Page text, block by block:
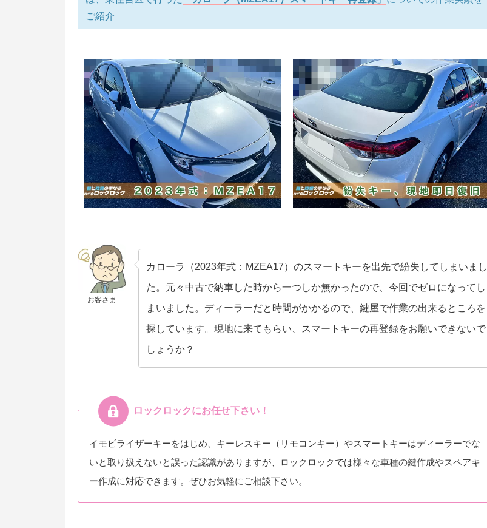
ご紹介
お客さま
カローラ（2023年式：MZEA17）のスマートキーを出先で紛失してしまいまし
た。元々中古で納車した時から一つしか無かったので、今回でゼロになってし
まいました。ディーラーだと時間がかかるので、鍵屋で作業の出来るところを
探しています。現地に来てもらい、スマートキーの再登録をお願いできないで
しょうか？
ロックロックにお任せ下さい！
イモビライザーキーをはじめ、キーレスキー（リモコンキー）やスマートキーはディーラーでな
いと取り扱えないと誤った認識がありますが、ロックロックでは様々な車種の鍵作成やスペアキ
ー作成に対応できます。ぜひお気軽にご相談下さい。